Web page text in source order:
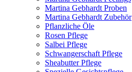
Martina Gebhardt Proben
Martina Gebhardt Zubehör
Pflanzliche Öle
Rosen Pflege
Salbei Pflege
Schwangerschaft Pflege
Sheabutter Pflege